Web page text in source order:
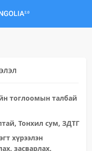
тоглоомын талбай
Тонхил сум, ЗДТГ
хүрээлэн
засварлах,